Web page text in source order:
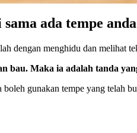
ada tempe
dengan menghidu dan melihat
bau. Maka ia adalah tanda
gunakan tempe yang telah